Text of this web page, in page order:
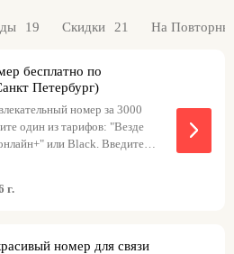
с гибкими тарифами. Главное
T2 – стабильное соединение без
условия без скрытых
абонентов доступны как тарифы
с безлимитным интернетом,
и выгодными пакетами минут
тарифы с
выбора только необходимых
T2 пользуются семьи, студенты,
а техническая поддержка
19 Скидки 21 На
бесплатно по
Петербург)
номер за 3000
один из тарифов: "Везде
или Black. Введите
заказа, и ваш
goldspb3 доступен с
с тарифом Black.
г.
номер для связи